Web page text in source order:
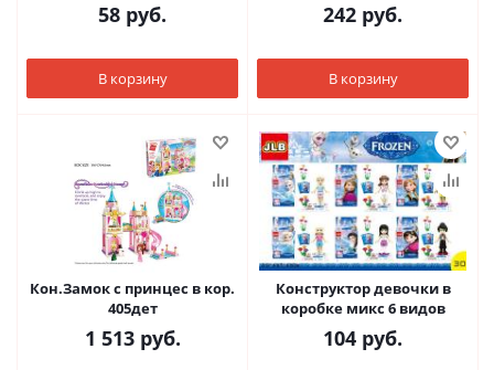
58 руб.
В корзину
242 руб.
В корзину
Кон.Замок с принцес в кор.
405дет
1 513руб.
Конструктор девочки в
коробке микс 6 видов
104 руб.